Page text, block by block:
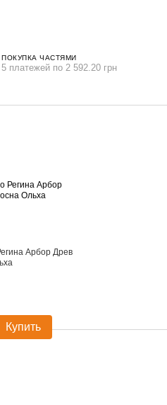
ПОКУПКА ЧАСТЯМИ
5 платежей по 2 592.20 грн
Арбор Древ
Купить